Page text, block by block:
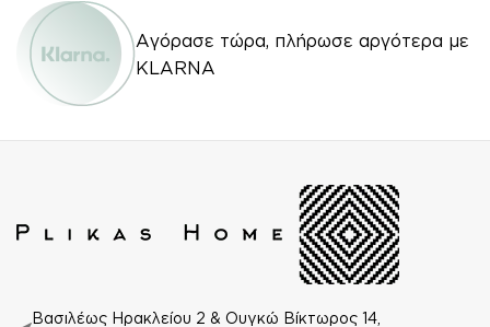
Αγόρασε τώρα, πλήρωσε αργότερα με
KLARNA
Βασιλέως Ηρακλείου 2 & Ουγκώ Βίκτωρος 14,